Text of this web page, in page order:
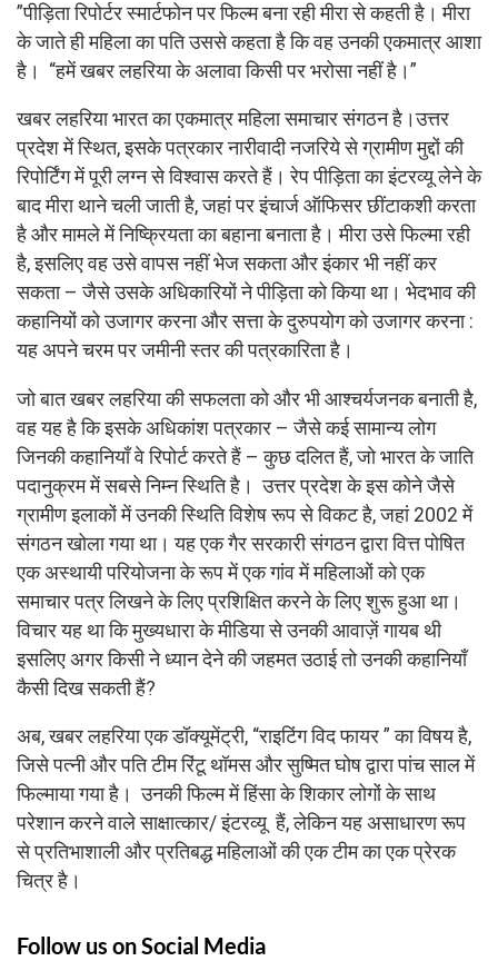
”पीड़िता रिपोर्टर स्मार्टफोन पर फिल्म बना रही मीरा से कहती है। मीरा
के जाते ही महिला का पति उससे कहता है कि वह उनकी एकमात्र आशा
है। “हमें खबर लहरिया के अलावा किसी पर भरोसा नहीं है।”
खबर लहरिया भारत का एकमात्र महिला समाचार संगठन है।उत्तर
प्रदेश में स्थित, इसके पत्रकार नारीवादी नजरिये से ग्रामीण मुद्दों की
रिपोर्टिंग में पूरी लग्न से विश्वास करते हैं। रेप पीड़िता का इंटरव्यू लेने के
बाद मीरा थाने चली जाती है, जहां पर इंचार्ज ऑफिसर छींटाकशी करता
है और मामले में निष्क्रियता का बहाना बनाता है। मीरा उसे फिल्मा रही
है, इसलिए वह उसे वापस नहीं भेज सकता और इंकार भी नहीं कर
सकता – जैसे उसके अधिकारियों ने पीड़िता को किया था। भेदभाव की
कहानियों को उजागर करना और सत्ता के दुरुपयोग को उजागर करना :
यह अपने चरम पर जमीनी स्तर की पत्रकारिता है।
जो बात खबर लहरिया की सफलता को और भी आश्चर्यजनक बनाती है,
वह यह है कि इसके अधिकांश पत्रकार – जैसे कई सामान्य लोग
जिनकी कहानियाँ वे रिपोर्ट करते हैं – कुछ दलित हैं, जो भारत के जाति
पदानुक्रम में सबसे निम्न स्थिति है। उत्तर प्रदेश के इस कोने जैसे
ग्रामीण इलाकों में उनकी स्थिति विशेष रूप से विकट है, जहां 2002 में
संगठन खोला गया था। यह एक गैर सरकारी संगठन द्वारा वित्त पोषित
एक अस्थायी परियोजना के रूप में एक गांव में महिलाओं को एक
समाचार पत्र लिखने के लिए प्रशिक्षित करने के लिए शुरू हुआ था।
विचार यह था कि मुख्यधारा के मीडिया से उनकी आवाज़ें गायब थी
इसलिए अगर किसी ने ध्यान देने की जहमत उठाई तो उनकी कहानियाँ
कैसी दिख सकती हैं?
अब, खबर लहरिया एक डॉक्यूमेंट्री, “राइटिंग विद फायर ” का विषय है,
जिसे पत्नी और पति टीम रिंटू थॉमस और सुष्मित घोष द्वारा पांच साल में
फिल्माया गया है। उनकी फिल्म में हिंसा के शिकार लोगों के साथ
परेशान करने वाले साक्षात्कार/ इंटरव्यू हैं, लेकिन यह असाधारण रूप
से प्रतिभाशाली और प्रतिबद्ध महिलाओं की एक टीम का एक प्रेरक
चित्र है।
Follow us on Social Media